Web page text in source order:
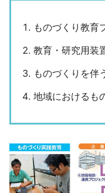
ものづくり教育
教育・研究用装
ものづくりを伴
地域におけるも